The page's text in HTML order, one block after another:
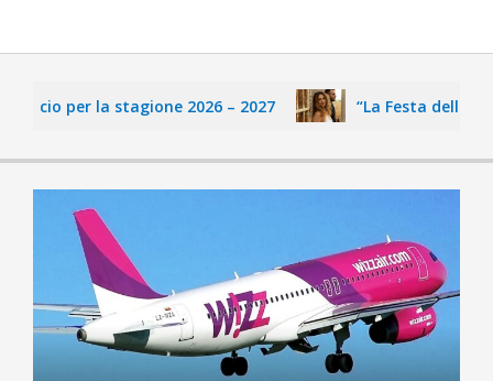
per la stagione 2026 – 2027 “La Festa delle